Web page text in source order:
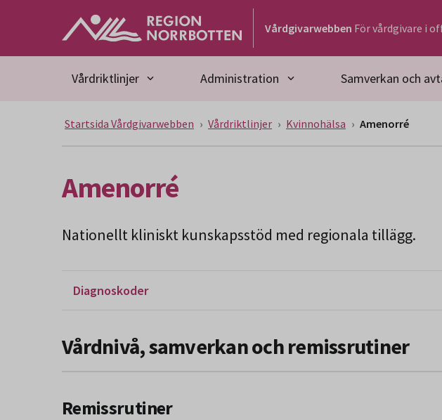
Gå till huvudmeny
Gå till övergripande innehåll
Vårdgivarwebben För vårdgivare i
Vårdriktlinjer Administration Samverkan och
Startsida Vårdgivarwebben Vårdriktlinjer Kvinnohälsa Amenorré
Amenorré
Nationellt kliniskt kunskapsstöd med regionala tillägg.
Diagnoskoder
Vårdnivå, samverkan och remissrutiner
Remissrutiner